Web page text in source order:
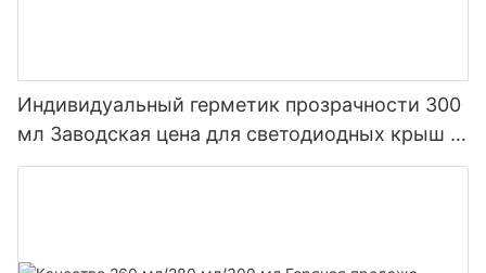
Индивидуальный герметик прозрачности 300
мл Заводская цена для светодиодных крыш и
желобов уксусный силиконовый герметик